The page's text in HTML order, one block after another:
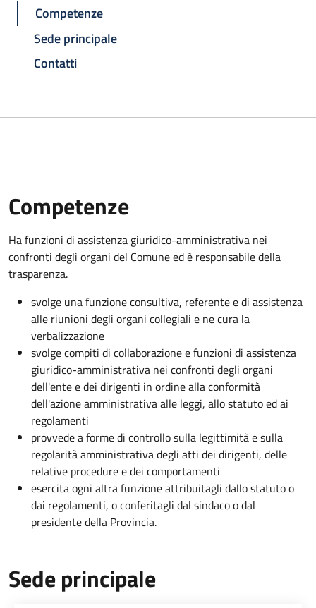
Competenze
Sede principale
Contatti
Competenze
Ha funzioni di assistenza giuridico-amministrativa nei
confronti degli organi del Comune ed è responsabile della
trasparenza.
svolge una funzione consultiva, referente e di assistenza
alle riunioni degli organi collegiali e ne cura la
verbalizzazione
svolge compiti di collaborazione e funzioni di assistenza
giuridico-amministrativa nei confronti degli organi
dell'ente e dei dirigenti in ordine alla conformità
dell'azione amministrativa alle leggi, allo statuto ed ai
regolamenti
provvede a forme di controllo sulla legittimità e sulla
regolarità amministrativa degli atti dei dirigenti, delle
relative procedure e dei comportamenti
esercita ogni altra funzione attribuitagli dallo statuto o
dai regolamenti, o conferitagli dal sindaco o dal
presidente della Provincia.
Sede principale